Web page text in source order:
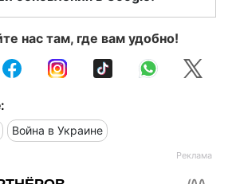
нас там, где вам удобно!
Война в Украине